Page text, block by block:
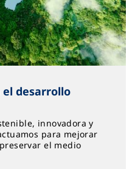
desarrollo
innovadora y
para mejorar
el medio